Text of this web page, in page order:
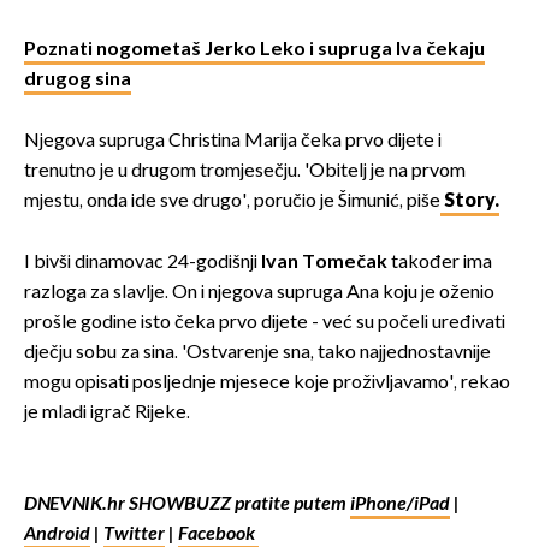
Poznati nogometaš Jerko Leko i supruga Iva čekaju
drugog sina
Njegova supruga Christina Marija čeka prvo dijete i
trenutno je u drugom tromjesečju. 'Obitelj je na prvom
mjestu, onda ide sve drugo', poručio je Šimunić, pišeStory.
I bivši dinamovac 24-godišnji Ivan Tomečaktakođer ima
razloga za slavlje. On i njegova supruga Ana koju je oženio
prošle godine isto čeka prvo dijete - već su počeli uređivati
dječju sobu za sina. 'Ostvarenje sna, tako najjednostavnije
mogu opisati posljednje mjesece koje proživljavamo', rekao
je mladi igrač Rijeke.
DNEVNIK.hr SHOWBUZZ pratite putem iPhone/iPad |
Android | Twitter | Facebook